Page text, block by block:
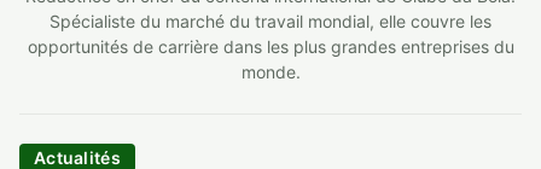
Spécialiste du marché du travail mondial, elle couvre les
opportunités de carrière dans les plus grandes entreprises du
monde.
Actualités